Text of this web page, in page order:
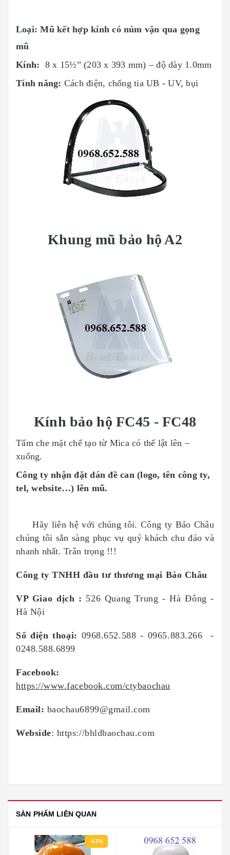
Loại: Mũ kết hợp kính có núm vặn qua gọng
mũ
Kính: 8 x 15½” (203 x 393 mm) – độ dày 1.0mm
Tính năng: Cách điện, chống tia UB - UV, bụi
Khung mũ bảo hộ A2
Kính bảo hộ FC45 - FC48
Tấm che mặt chế tạo từ Mica có thể lật lên –
xuống.
Công ty nhận đặt dán đề can (logo, tên công ty,
tel, website…) lên mũ.
Hãy liên hệ với chúng tôi. Công ty Bảo Châu
chúng tôi sẵn sàng phục vụ quý khách chu đáo và
nhanh nhất. Trân trọng !!!
Công ty TNHH đầu tư thương mại Bảo Châu
VP Giao dịch : 526 Quang Trung - Hà Đông -
Hà Nội
Số điện thoại: 0968.652.588 - 0965.883.266 -
0248.588.6899
Facebook:
https://www.facebook.com/ctybaochau
Email: baochau6899@gmail.com
Webside: https://bhldbaochau.com
SẢN PHẨM LIÊN QUAN
-47%